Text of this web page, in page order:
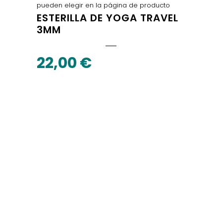
pueden elegir en la página de producto
ESTERILLA DE YOGA TRAVEL
3MM
22,00€